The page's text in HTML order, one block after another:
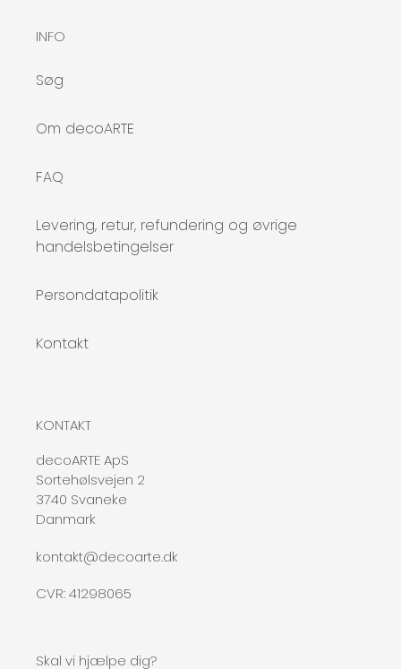
INFO
Søg
Om decoARTE
FAQ
Levering, retur, refundering og øvrige
handelsbetingelser
Persondatapolitik
Kontakt
KONTAKT
decoARTE ApS
Sortehølsvejen 2
3740 Svaneke
Danmark
kontakt@decoarte.dk
CVR: 41298065
Skal vi hjælpe dig?